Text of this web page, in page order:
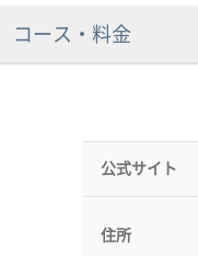
コース・料金
公式サイト
住所